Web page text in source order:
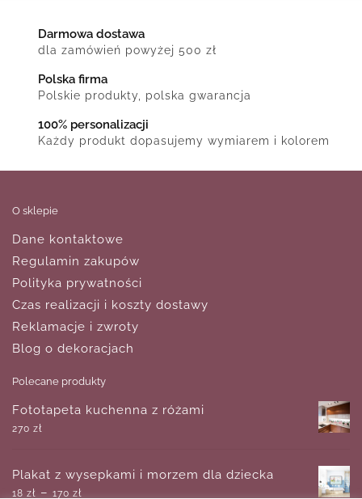
Darmowa dostawa
dla zamówień powyżej 500 zł
Polska firma
Polskie produkty, polska gwarancja
100% personalizacji
Każdy produkt dopasujemy wymiarem i kolorem
O sklepie
Dane kontaktowe
Regulamin zakupów
Polityka prywatności
Czas realizacji i koszty dostawy
Reklamacje i zwroty
Blog o dekoracjach
Polecane produkty
Fototapeta kuchenna z różami
270 zł
Plakat z wysepkami i morzem dla dziecka
18 zł – 170 zł